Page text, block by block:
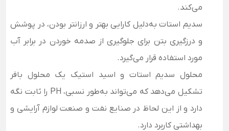
می‌کند.
سدیم استات به‌دلیل کارایی بهتر و ارزانتر بودن، در پوشش
و درزگیری بتن برای جلوگیری از صدمه خوردن در برابر آب
مورد استفاده قرار می‌گیرد.
محلول سدیم استات و اسید استیک یک محلول بافر
تشکیل می‌دهد که می‌تواند به‌طور نسبی، PH را ثابت نگه
دارد و از این لحاظ در صنایع نفت و صنعت لوازم آرایشی و
بهداشتی کاربرد دارد.